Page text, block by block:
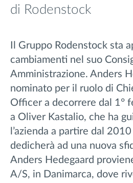
di Rodenstock
Il Gruppo Rodenstock sta
cambiamenti nel suo
Amministrazione. Anders
nominato per il ruolo di
Officer a decorrere dal 1°
a Oliver Kastalio, che ha
l’azienda a partire dal
dedicherà ad una nuova
Anders Hedegaard
A/S, in Danimarca, dove